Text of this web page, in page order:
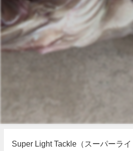
Super Light Tackle（スーパーラ